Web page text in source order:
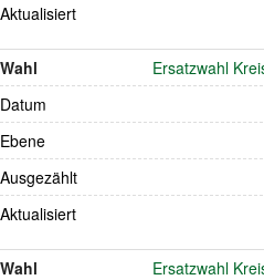
Aktualisiert
Wahl
Ersatzwahl
Datum
Ebene
Ausgezählt
Aktualisiert
Wahl
Ersatzwahl